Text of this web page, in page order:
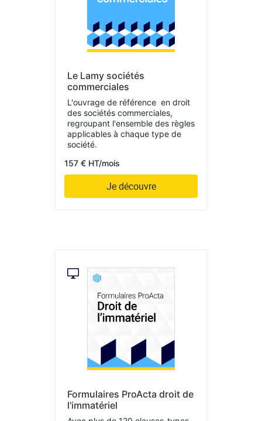
Le Lamy sociétés
commerciales
L'ouvrage de référence en droit
des sociétés commerciales,
regroupant l'ensemble des règles
applicables à chaque type de
société.
157 € HT/mois
Je découvre
Formulaires ProActa droit de
l'immatériel